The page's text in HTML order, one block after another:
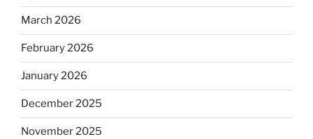
March 2026
February 2026
January 2026
December 2025
November 2025